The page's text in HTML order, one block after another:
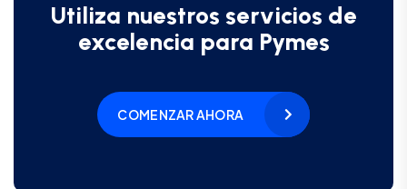
Utiliza nuestros servicios de
excelencia para Pymes
COMENZAR AHORA